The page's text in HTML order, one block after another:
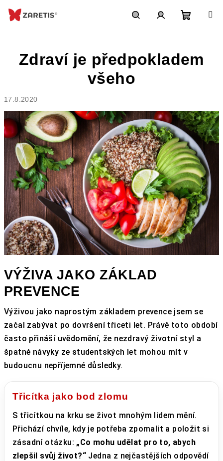
košík
Zdraví je předpokladem
všeho
17.8.2020
VÝŽIVA JAKO ZÁKLAD
PREVENCE
Výživou jako naprostým základem prevence jsem se
začal zabývat po dovršení třiceti let. Právě toto období
často přináší uvědomění, že nezdravý životní styl a
špatné návyky ze studentských let mohou mít v
budoucnu nepříjemné důsledky.
Třicítka jako bod zlomu
S třicítkou na krku se život mnohým lidem mění.
Přichází chvíle, kdy je potřeba zpomalit a položit si
zásadní otázku: „Co mohu udělat pro to, abych
zlepšil svůj život?“ Jedna z nejčastějších odpovědí